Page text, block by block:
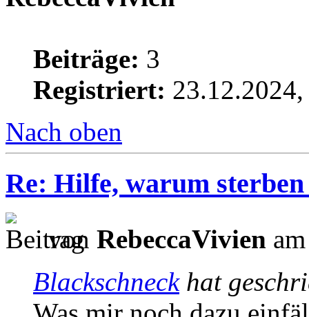
Beiträge: 3
Registriert:
Nach oben
Re: Hilfe, warum sterben
von RebeccaVivien
Blackschneckhat